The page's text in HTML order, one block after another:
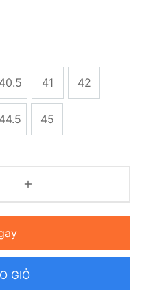
40.5 41 42
44.5 45
GIỎ